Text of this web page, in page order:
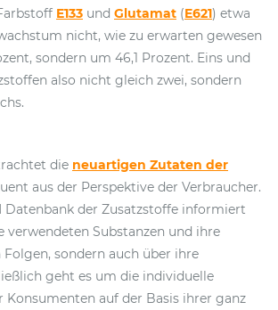
E133 und Glutamat (E621) etwa
nicht, wie zu erwarten gewesen
sondern um 46,1 Prozent. Eins und
also nicht gleich zwei, sondern
die neuartigen Zutaten der
aus der Perspektive der Verbraucher.
Datenbank der Zusatzstoffe informiert
verwendeten Substanzen und ihre
sondern auch über ihre
geht es um die individuelle
Konsumenten auf der Basis ihrer ganz